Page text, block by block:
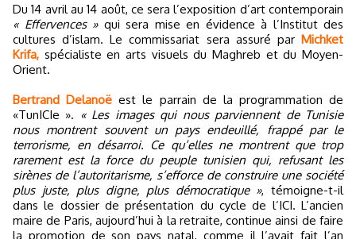
Du 14 avril au 14 août, ce sera l’exposition d’art contemporain
« Effervences »qui sera mise en évidence à l’Institut des
cultures d’islam. Le commissariat sera assuré par Michket
Krifa, spécialiste en arts visuels du Maghreb et du Moyen-
Orient.
Bertrand Delanoëest le parrain de la programmation de
«TunICIe ». « Les images qui nous parviennent de Tunisie
nous montrent souvent un pays endeuillé, frappé par le
terrorisme, en désarroi. Ce qu’elles ne montrent que trop
rarement est la force du peuple tunisien qui, refusant les
sirènes de l’autoritarisme, s’efforce de construire une société
plus juste, plus digne, plus démocratique », témoigne-t-il
dans le dossier de présentation du cycle de l’ICI. L’ancien
maire de Paris, aujourd’hui à la retraite, continue ainsi de faire
la promotion de son pays natal, comme il l’avait fait l’an